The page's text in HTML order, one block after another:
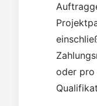
oder pro